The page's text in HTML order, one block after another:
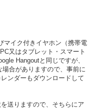
マイク付きイヤホン（携帯電
又はタブレット・スマート
Hangoutと同じですが、
合がありますので、事前に
ンダーもダウンロードして
送りますので、そちらにア